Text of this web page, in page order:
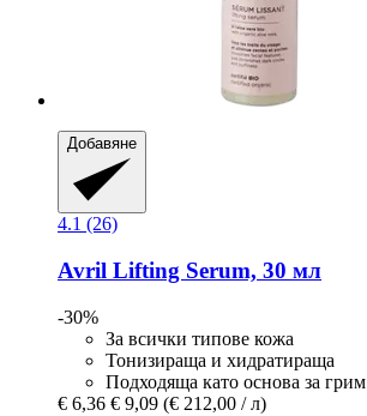
Добавяне
4.1 (26)
Avril Lifting Serum, 30 мл
-30%
За всички типове кожа
Тонизираща и хидратираща
Подходяща като основа за грим
€ 6,36 € 9,09 (€ 212,00 / л)